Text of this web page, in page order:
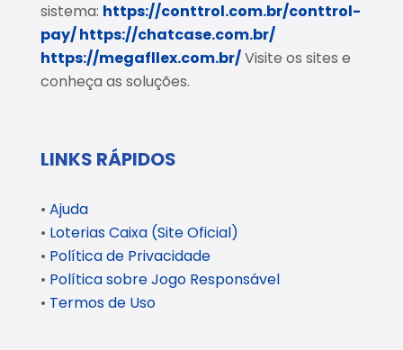
sistema: https://conttrol.com.br/conttrol-
pay/https://chatcase.com.br/
https://megafllex.com.br/Visite os sites e
conheça as soluções.
LINKS RÁPIDOS
• Ajuda
• Loterias Caixa (Site Oficial)
• Política de Privacidade
• Política sobre Jogo Responsável
• Termos de Uso